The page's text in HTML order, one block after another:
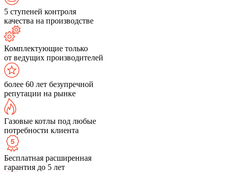
5 ступеней контроля
качества на производстве
Комплектующие только
от ведущих производителей
более 60 лет безупречной
репутации на рынке
Газовые котлы под любые
потребности клиента
Бесплатная расширенная
гарантия до 5 лет